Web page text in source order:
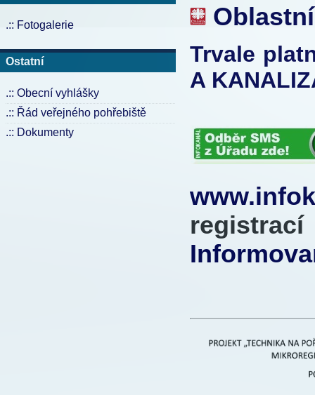
.:: Fotogalerie
Ostatní
.:: Obecní vyhlášky
.:: Řád veřejného pohřebiště
.:: Dokumenty
Trvale
A